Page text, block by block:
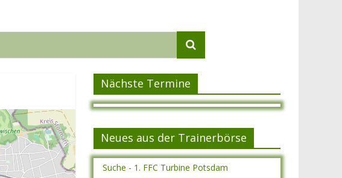
Nächste Termine
Neues aus der Trainerbörse
Suche - 1. FFC Turbine Potsdam